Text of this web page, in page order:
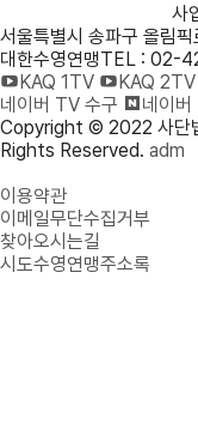
사
서울특별시 송파구 올림
대한수영연맹TEL : 02-
KAQ 1TV
KAQ 2TV
네이버 TV 수구
네이버
Copyright © 2022 사단
Rights Reserved. adm
이용약관
이메일무단수집거부
찾아오시는길
시도수영연맹주소록